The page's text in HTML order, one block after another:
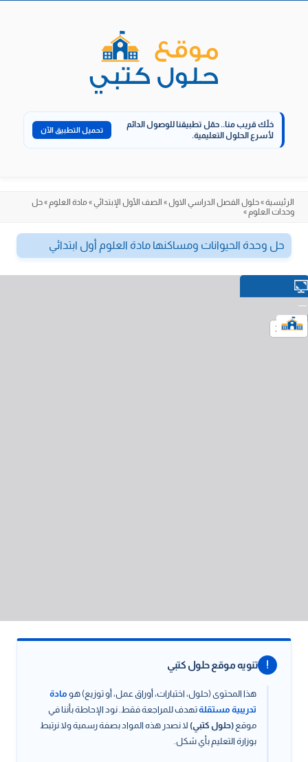
خلّك قريب منا.. حمّل تطبيقنا للوصول الدائم
لأسرع الحلول التعليمية.
تحميل التطبيق الآن
الرئيسية»حلول الفصل الدراسي الاول» الصف الأول الإبتدائي» مادة العلوم »حل
وحدات العلوم »
حل وحدة الحيوانات ومساكنها مادة العلوم أول ابتدائي
! تنويه موقع حلول كتبي
هذا المحتوى (حلول، اختبارات، أوراق عمل، أو توزيع) هو مادة
تدريبية مستقلةتهدف للمراجعة فقط. نود الإحاطة بأننا في
موقع (حلول كتبي) لا نصدر هذه المواد بصفة رسمية ولا نرتبط
بوزارة التعليم بأي شكل.